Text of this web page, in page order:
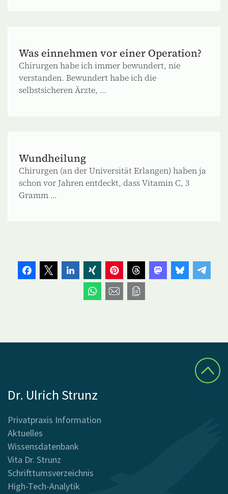
Was einnehmen vor einer Operation?
Chirurgen habe ich immer bewundert, nie
verstanden. Bewundert habe ich die
selbstsicheren Ärzte, ...
Wundheilung
Chirurgen (an der Universität Erlangen) haben ja
schon vor Jahren entdeckt, dass Vitamin C, 3
Gramm ...
Dr. Ulrich Strunz
Privatpraxis Information
Aktuelles
Wissensdatenbank
Vita Dr. Strunz
Schrifttumsverzeichnis
High-Tech-Analytik